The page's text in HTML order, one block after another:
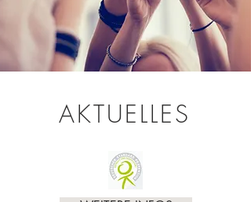
AKTUELLES